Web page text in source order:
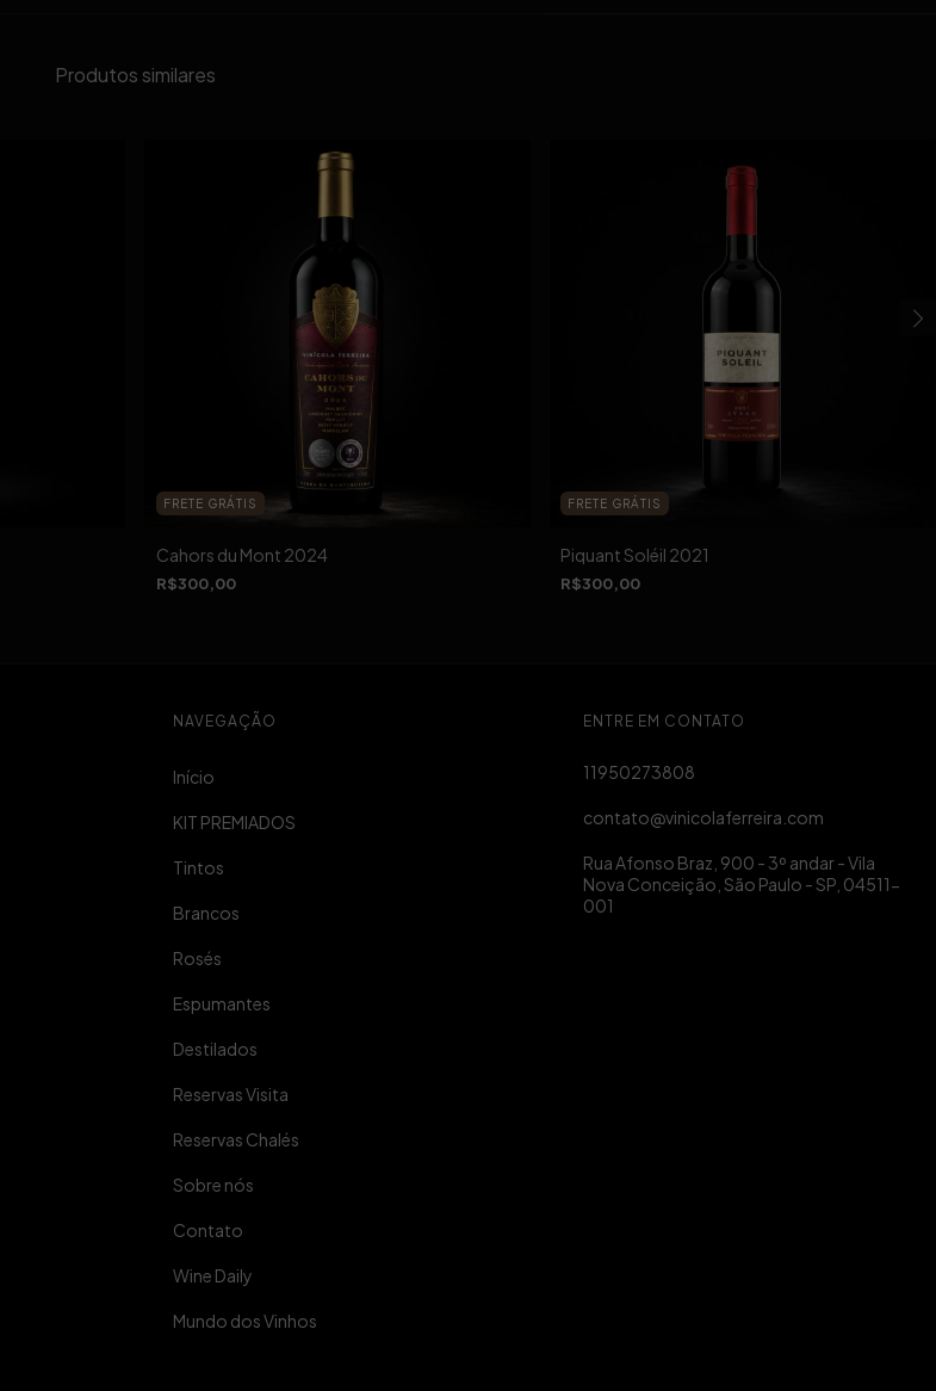
Produtos similares
FRETE GRÁTIS
Cahors du Mont 2024
R$300,00
FRETE GRÁTIS
Piquant Soléil 2021
R$300,00
NAVEGAÇÃO
Início
KIT PREMIADOS
Tintos
Brancos
Rosés
Espumantes
Destilados
Reservas Visita
Reservas Chalés
Sobre nós
Contato
Wine Daily
Mundo dos Vinhos
ENTRE EM CONTATO
11950273808
contato@vinicolaferreira.com
Rua Afonso Braz, 900 - 3º andar - Vila
Nova Conceição, São Paulo - SP, 04511-
001